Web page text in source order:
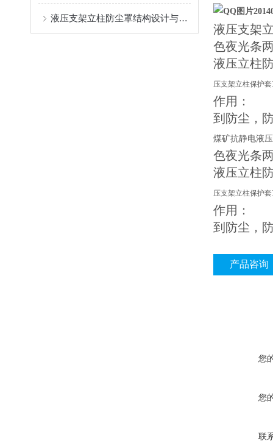
液压支架立柱防尘罩结构设计与密封防护原理
液压支架
色夜光条
液压立柱
压支架立柱保护
作用：
到防尘，
煤矿抗静电液
色夜光条
液压立柱
压支架立柱保护
作用：
到防尘，
产品咨询
您
您
联